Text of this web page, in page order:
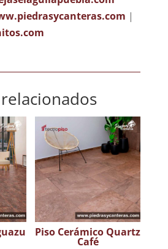
|
Piso Cerámico Quartz
Café